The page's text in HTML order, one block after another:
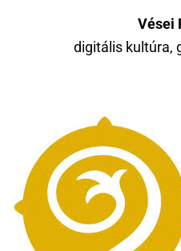
Vései
digitális kultúra,